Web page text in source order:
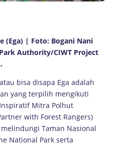
(Ega) | Foto: Bogani Nani
Authority/CIWT Project
bisa disapa Ega adalah
yang terpilih mengikuti
Mitra Polhut
with Forest Rangers)
Taman Nasional
National Park serta